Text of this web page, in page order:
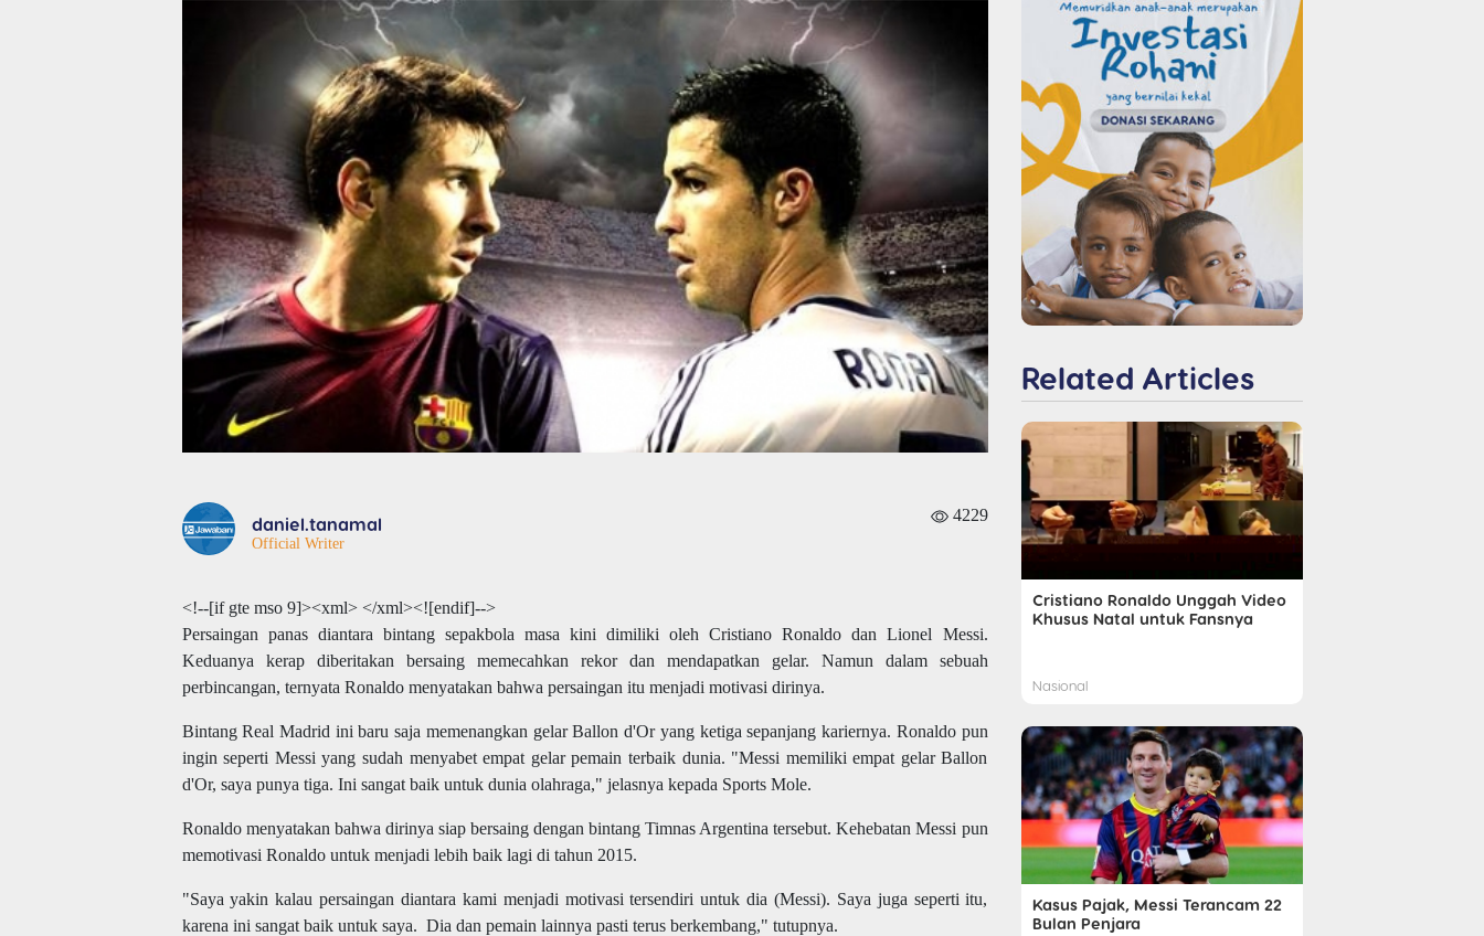
daniel.tanamal
Official Writer
4229
<!--[if gte mso 9]><xml> </xml><![endif]-->
Persaingan panas diantara bintang sepakbola masa kini dimiliki oleh Cristiano Ronaldo dan Lionel Messi.
Keduanya kerap diberitakan bersaing memecahkan rekor dan mendapatkan gelar.
Namun dalam sebuah
perbincangan, ternyata Ronaldo menyatakan bahwa persaingan itu menjadi motivasi dirinya.
Bintang Real Madrid ini baru saja memenangkan gelar Ballon d'Or yang ketiga sepanjang kariernya. Ronaldo pun
ingin seperti Messi yang sudah menyabet empat gelar pemain terbaik dunia. "Messi memiliki empat gelar Ballon
d'Or, saya punya tiga. Ini sangat baik untuk dunia olahraga," jelasnya kepada Sports Mole.
Ronaldo menyatakan bahwa dirinya siap bersaing dengan bintang Timnas Argentina tersebut. Kehebatan Messi pun
memotivasi Ronaldo untuk menjadi lebih baik lagi di tahun 2015.
"Saya yakin kalau persaingan diantara kami menjadi motivasi tersendiri untuk dia (Messi). Saya juga seperti itu,
karena ini sangat baik untuk saya. Dia dan pemain lainnya pasti terus berkembang," tutupnya.
Related Articles
Cristiano Ronaldo Unggah Video
Khusus Natal untuk Fansnya
Nasional
Kasus Pajak, Messi Terancam 22
Bulan Penjara